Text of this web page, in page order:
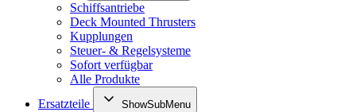
Schiffsantriebe
Deck Mounted Thrusters
Kupplungen
Steuer- & Regelsysteme
Sofort verfügbar
Alle Produkte
Ersatzteile
ShowSubMenu